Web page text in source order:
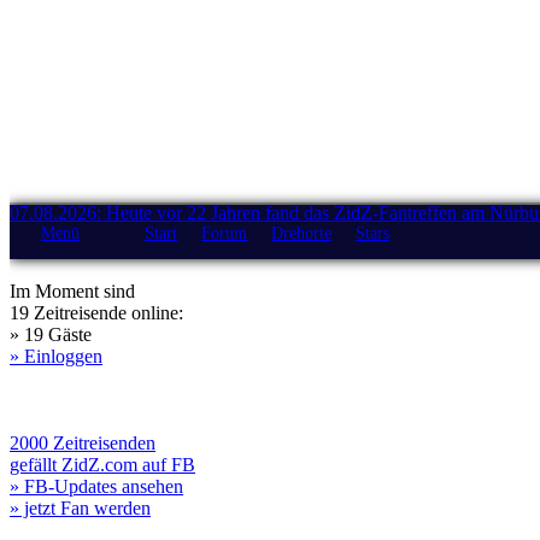
07.08.2026: Heute vor 22 Jahren fand das ZidZ-Fantreffen am
Menü Start Forum Drehorte Stars
Im Moment sind
19 Zeitreisende online:
» 19 Gäste
» Einloggen
2000 Zeitreisenden
gefällt ZidZ.com auf FB
» FB-Updates ansehen
» jetzt Fan werden